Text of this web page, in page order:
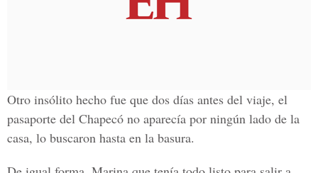
Otro insólito hecho fue que dos días antes del viaje, el
pasaporte del Chapecó no aparecía por ningún lado de la
casa, lo buscaron hasta en la basura.